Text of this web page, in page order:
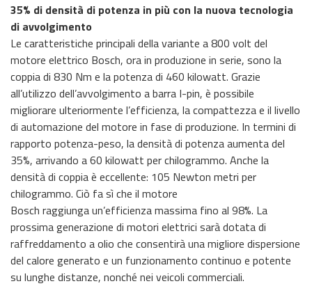
35% di densità di potenza in più con la nuova tecnologia
di avvolgimento
Le caratteristiche principali della variante a 800 volt del
motore elettrico Bosch, ora in produzione in serie, sono la
coppia di 830 Nm e la potenza di 460 kilowatt. Grazie
all’utilizzo dell’avvolgimento a barra I-pin, è possibile
migliorare ulteriormente l’efficienza, la compattezza e il livello
di automazione del motore in fase di produzione. In termini di
rapporto potenza-peso, la densità di potenza aumenta del
35%, arrivando a 60 kilowatt per chilogrammo. Anche la
densità di coppia è eccellente: 105 Newton metri per
chilogrammo. Ciò fa sì che il motore
Bosch raggiunga un’efficienza massima fino al 98%. La
prossima generazione di motori elettrici sarà dotata di
raffreddamento a olio che consentirà una migliore dispersione
del calore generato e un funzionamento continuo e potente
su lunghe distanze, nonché nei veicoli commerciali.